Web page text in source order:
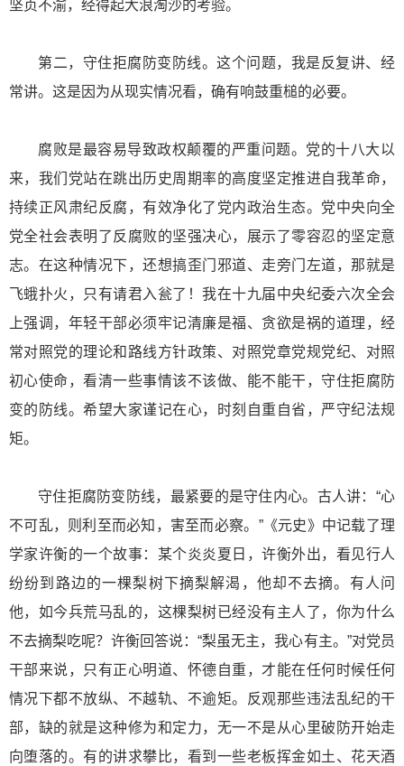
坚贞不渝，经得起大浪淘沙的考验。
第二，守住拒腐防变防线。这个问题，我是反复讲、经
常讲。这是因为从现实情况看，确有响鼓重槌的必要。
腐败是最容易导致政权颠覆的严重问题。党的十八大以
来，我们党站在跳出历史周期率的高度坚定推进自我革命，
持续正风肃纪反腐，有效净化了党内政治生态。党中央向全
党全社会表明了反腐败的坚强决心，展示了零容忍的坚定意
志。在这种情况下，还想搞歪门邪道、走旁门左道，那就是
飞蛾扑火，只有请君入瓮了！我在十九届中央纪委六次全会
上强调，年轻干部必须牢记清廉是福、贪欲是祸的道理，经
常对照党的理论和路线方针政策、对照党章党规党纪、对照
初心使命，看清一些事情该不该做、能不能干，守住拒腐防
变的防线。希望大家谨记在心，时刻自重自省，严守纪法规
矩。
守住拒腐防变防线，最紧要的是守住内心。古人讲：“心
不可乱，则利至而必知，害至而必察。”《元史》中记载了理
学家许衡的一个故事：某个炎炎夏日，许衡外出，看见行人
纷纷到路边的一棵梨树下摘梨解渴，他却不去摘。有人问
他，如今兵荒马乱的，这棵梨树已经没有主人了，你为什么
不去摘梨吃呢？许衡回答说：“梨虽无主，我心有主。”对党员
干部来说，只有正心明道、怀德自重，才能在任何时候任何
情况下都不放纵、不越轨、不逾矩。反观那些违法乱纪的干
部，缺的就是这种修为和定力，无一不是从心里破防开始走
向堕落的。有的讲求攀比，看到一些老板挥金如土、花天酒